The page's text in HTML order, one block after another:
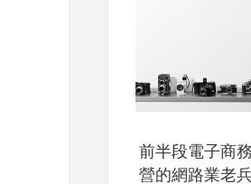
前半段電子商
營的網路業老